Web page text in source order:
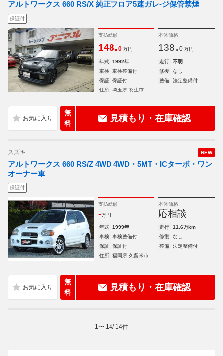
アルトワークス 660 RS/X 純正フロア5速ガレ-ジ保管禁煙
保証付
支払総額
148.0 万円
本体価格
138. 0 万円
年式 1992年 走行
不明
車検
車検整備付 修復
なし
保証
保証付 整備
法定整備付
住所
埼玉県 羽生市
無
料
見積もり・在庫確認
NEW
スズキ
アルトワークス 660 RS/Z 4WD 4WD・5MT・ICターボ・ワン
オーナー車
保証付
支払総額
-万円
本体価格
応相談
年式 1999年 走行
11.6万km
車検
車検整備付 修復
なし
保証
保証付 整備
法定整備付
住所
福岡県 久留米市
無
料
見積もり・在庫確認
1〜 14/ 14件